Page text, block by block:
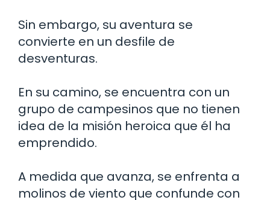
Sin embargo, su aventura se
convierte en un desfile de
desventuras.
En su camino, se encuentra con un
grupo de campesinos que no tienen
idea de la misión heroica que él ha
emprendido.
A medida que avanza, se enfrenta a
molinos de viento que confunde con